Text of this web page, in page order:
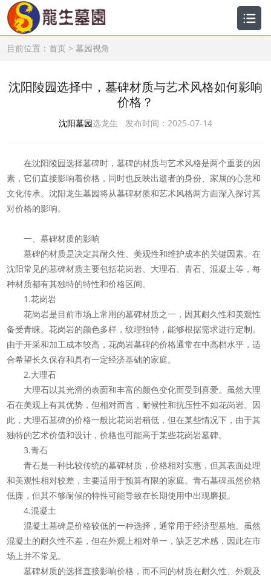
目前位置：首页 >墓园视角
沈阳陵园选择中，墓碑材质与艺术风格如何影响
价格？
沈阳墓园选龙生 发布时间：2025-07-14
在沈阳陵园选择墓碑时，墓碑的材质与艺术风格是两个重要的因
素，它们直接影响着价格，同时也反映出逝者的身份、家属的心意和
文化传承。沈阳龙生墓园将从墓碑材质和艺术风格两方面深入探讨其
对价格的影响。
一、墓碑材质的影响
墓碑的材质是决定其耐久性、美观性和维护成本的关键因素。在
沈阳常见的墓碑材质主要包括花岗岩、大理石、青石、混凝土等，每
种材质都有其独特的特性和价格区间。
1.花岗岩
花岗岩是目前市场上常用的墓碑材质之一，因其耐久性和美观性
备受青睐。花岗岩的颜色多样，纹理独特，能够根据需求进行定制。
由于开采和加工成本较高，花岗岩墓碑的价格通常在中高档水平，适
合希望长久保存和具有一定经济基础的家庭。
2.大理石
大理石以其光滑的表面和丰富的颜色变化而受到喜爱。虽然大理
石在美观上有其优势，但相对而言，耐候性和抗压性不如花岗岩。因
此，大理石墓碑的价格一般比花岗岩稍低，但在某些情况下，由于其
独特的艺术价值和设计，价格也可能高于某些花岗岩墓碑。
3.青石
青石是一种比较传统的墓碑材质，价格相对实惠，但其表面处理
和美观性相对较差，主要适用于预算有限的家庭。青石墓碑虽然价格
低廉，但其不够耐候的特性可能导致在长期使用中出现磨损。
4.混凝土
混凝土墓碑是价格较低的一种选择，通常用于经济型墓地。虽然
混凝土的耐久性不差，但在外观上相对单一，缺乏艺术感，因此在市
场上并不常见。
墓碑材质的选择直接影响价格，而不同的材质在耐久性、外观及